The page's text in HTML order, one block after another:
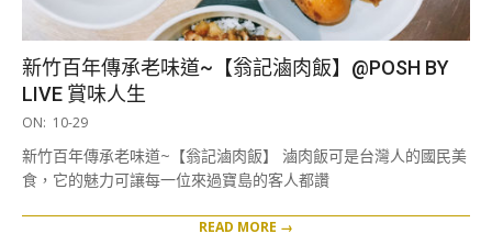
新竹百年傳承老味道~【翁記滷肉飯】@POSH BY
LIVE 賞味人生
2019-
29
ON: 10-29
新竹百年傳承老味道~【翁記滷肉飯】 滷肉飯可是台灣人的國民美
食，它的魅力可讓每一位來過寶島的客人都讚
READ MORE →